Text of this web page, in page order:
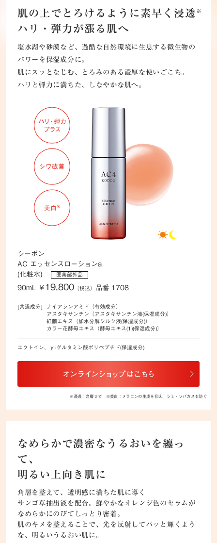
肌の上でとろけるように素早く浸透 ※
ハリ・弾力が漲る肌へ
塩水湖や砂漠など、過酷な自然環境に生息する微生物の
パワーを保湿成分に。
肌にスッとなじむ、とろみのある濃厚な使いごこち。
ハリと弾力に満ちた、しなやかな肌へ。
シーボン
AC エッセンスローションa
(化粧水)
医薬部外品
90mL ￥ 19,800（税込） 品番 1708
[共通成分]
ナイアシンアミド（有効成分）
アスタキサンチン（アスタキサンチン液(保湿成分)）
紅繭エキス（加水分解シルク液(保湿成分)）
カラー花酵母エキス（酵母エキス(1)(保湿成分)）
エクトイン、γ-グルタミン酸ポリペプチド(保湿成分)
※浸透：角層まで ※美白：メラニンの生成を抑え、シミ・ソバカスを防ぐ
なめらかで濃密なうるおいを纏っ
て、
明るい上向き肌に
角層を整えて、透明感に満ちた肌に導く
サンゴ草抽出液を配合。鮮やかなオレンジ色のセラムが
なめらかにのびてしっとり密着。
肌のキメを整えることで、光を反射してパッと輝くよう
な、明るいうるおい肌に。